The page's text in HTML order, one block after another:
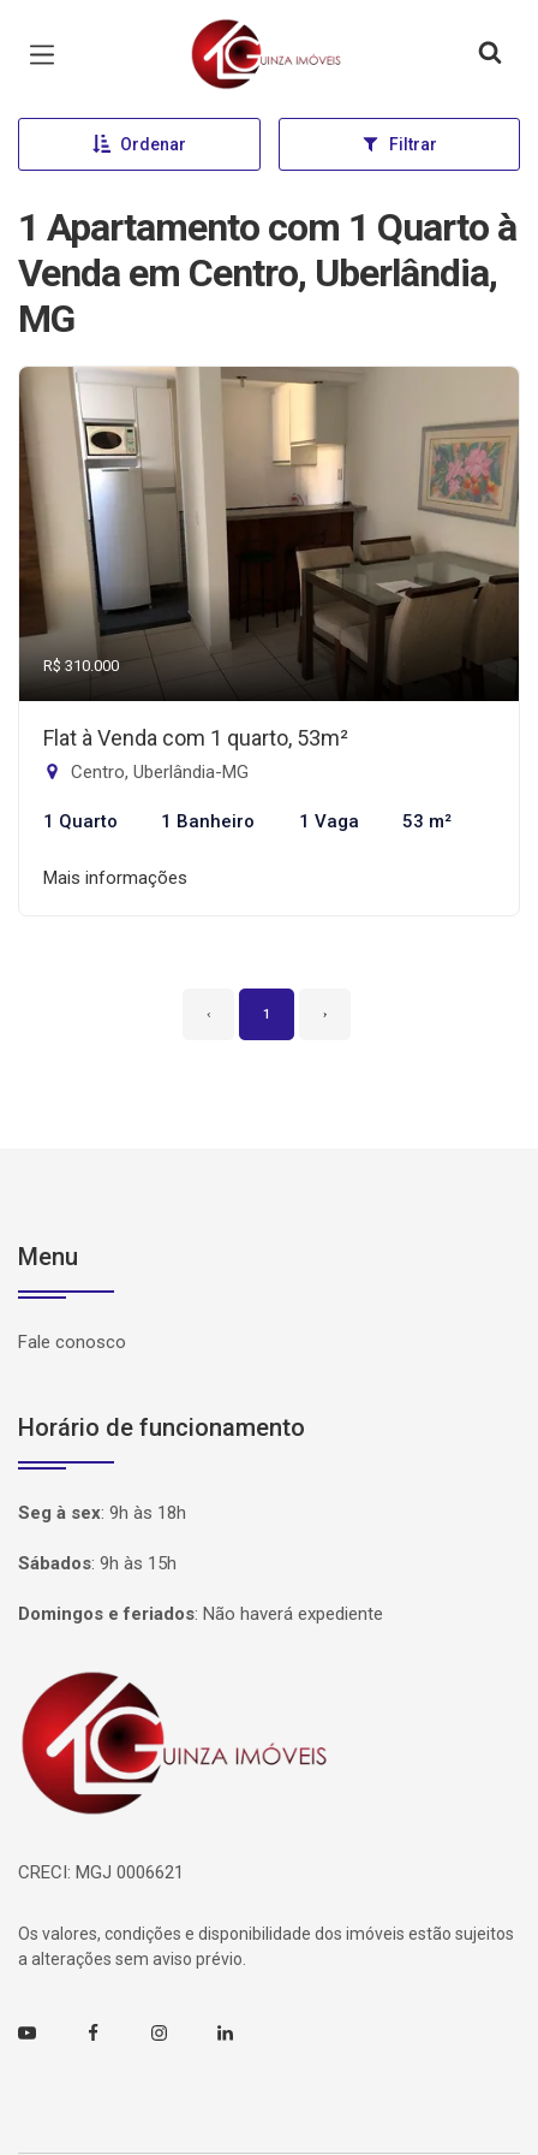
Página inicial
Ordenar Filtrar
1 Apartamento com 1 Quarto à
Venda em Centro, Uberlândia,
MG
R$ 310.000
Flat à Venda com 1 quarto, 53m²
Centro, Uberlândia-MG
1 Quarto 1 Banheiro 1 Vaga 53 m²
Mais informações
‹ 1 ›
Menu
Fale conosco
Horário de funcionamento
Seg à sex: 9h às 18h
Sábados: 9h às 15h
Domingos e feriados: Não haverá expediente
Página inicial
CRECI: MGJ 0006621
Os valores, condições e disponibilidade dos imóveis estão sujeitos
a alterações sem aviso prévio.
Youtube FacebookInstagramLinkedin